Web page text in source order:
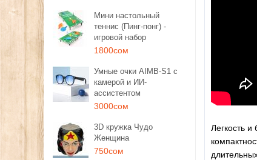
Мини настольный
теннис (Пинг-понг) -
игровой набор
1800сом
Умные очки AIMB-S1 с
камерой и ИИ-
ассистентом
3000сом
3D кружка Чудо
Женщина
750сом
Легкость